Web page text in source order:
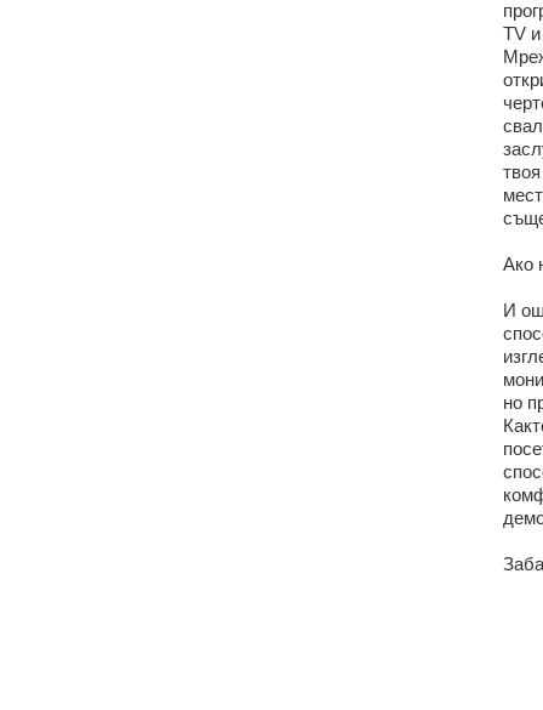
TV
Ако
И
но